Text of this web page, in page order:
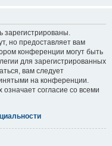
но предоставляет вам
конференции могут быть
для зарегистрированных
вам следует
на конференции.
согласие со всеми